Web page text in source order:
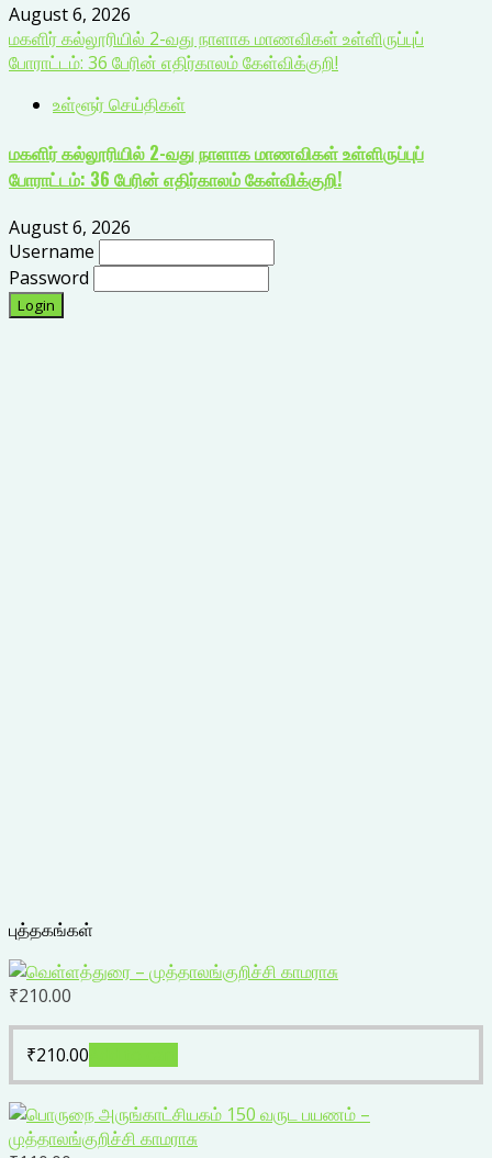
August 6, 2026
மகளிர் கல்லூரியில் 2-வது நாளாக மாணவிகள் உள்ளிருப்புப்
போராட்டம்: 36 பேரின் எதிர்காலம் கேள்விக்குறி!
உள்ளூர் செய்திகள்
மகளிர் கல்லூரியில் 2-வது நாளாக மாணவிகள் உள்ளிருப்புப்
போராட்டம்: 36 பேரின் எதிர்காலம் கேள்விக்குறி!
August 6, 2026
Username
Password
புத்தகங்கள்
₹210.00
₹210.00